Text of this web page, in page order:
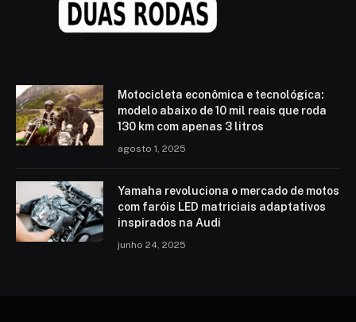
Motocicleta econômica e tecnológica:
modelo abaixo de 10 mil reais que roda
130 km com apenas 3 litros
agosto 1, 2025
Yamaha revoluciona o mercado de motos
com faróis LED matriciais adaptativos
inspirados na Audi
junho 24, 2025